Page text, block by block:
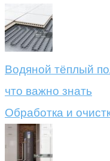
Водяной тёплый
что важно знать
Обработка и